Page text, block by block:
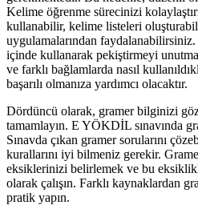
Kelime öğrenme sürecinizi
kullanabilir, kelime listeleri
uygulamalarından
içinde kullanarak pekiştirmeyi
ve farklı bağlamlarda nasıl
başarılı olmanıza yardımcı olacaktır.
Dördüncü olarak, gramer bilginizi
tamamlayın. E YÖKDİL sınavında
Sınavda çıkan gramer sorularını
kurallarını iyi bilmeniz gerekir.
eksiklerinizi belirlemek ve bu
olarak çalışın. Farklı kaynaklardan
pratik yapın.